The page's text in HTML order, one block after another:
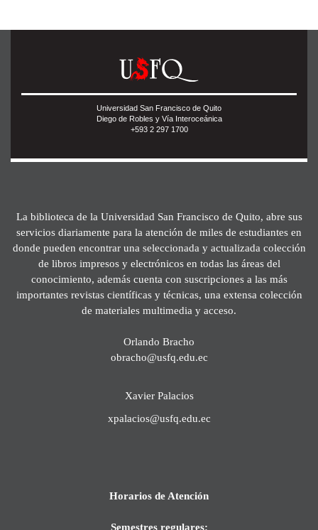
Universidad San Francisco de Quito
Diego de Robles y Vía Interoceánica
+593 2 297 1700
La biblioteca de la Universidad San Francisco de Quito, abre sus
servicios diariamente para la atención de miles de estudiantes en
donde pueden encontrar una seleccionada y actualizada colección
de libros impresos y electrónicos en todas las áreas del
conocimiento, además cuenta con suscripciones a las más
importantes revistas científicas y técnicas, una extensa colección
de materiales multimedia y acceso.
Orlando Bracho
obracho@usfq.edu.ec
Xavier Palacios
xpalacios@usfq.edu.ec
Horarios de Atención
Semestres regulares: